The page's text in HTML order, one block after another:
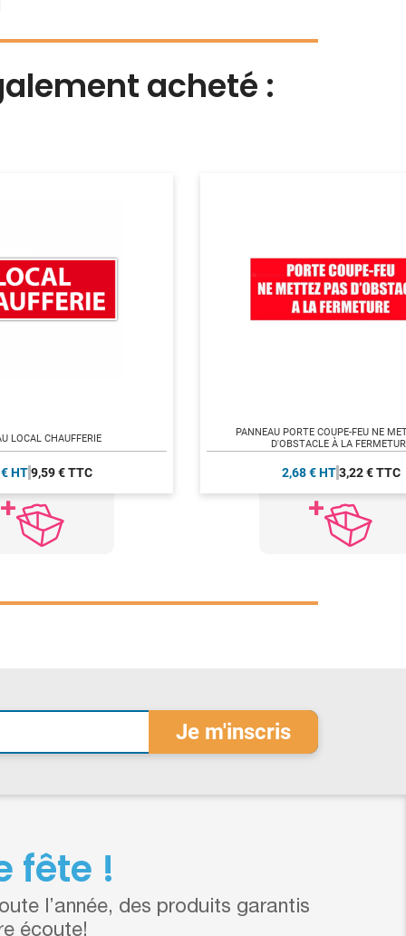
acheté :
LOCAL CHAUFFERIE
HT 9,59 € TTC
PANNEAU PORTE COUPE-FEU NE
D'OBSTACLE À LA
2,68 € HT 3,22 € TTC
fête !
l’année, des produits garantis
écoute!